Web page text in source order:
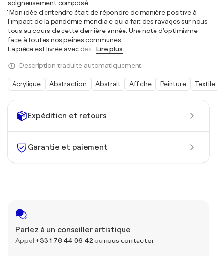
Expédition et retours
Garantie et paiement
Parlez à un conseiller artistique
Appel +33 1 76 44 06 42ounous contacter
soigneusement composé.
`` Mon idée d'entendre était de répondre de manière positive à
l'impact de la pandémie mondiale qui a fait des ravages sur nous
tous au cours de cette dernière année. Une note d'optimisme
face à toutes nos peines communes.
La pièce est livrée avec des… Lire plus
Description traduite automatiquement.
Acrylique Abstraction Abstrait Affiche Peinture Textile